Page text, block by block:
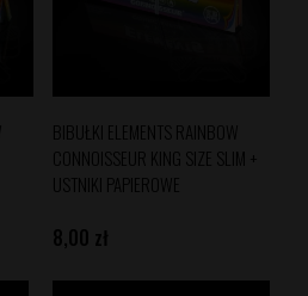
BIBUŁKI ELEMENTS RAINBOW
CONNOISSEUR KING SIZE SLIM +
USTNIKI PAPIEROWE
8,00 zł